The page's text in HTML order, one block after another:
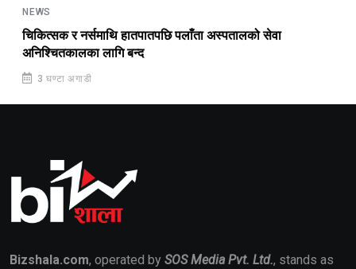
NEWS
चिकित्सक र नर्समाथि हातपातपछि पलाँता अस्पतालको सेवा
अनिश्चितकालका लागि बन्द
3 घण्टा अगाडी
Bizshala.com, operated by SOS Media Pvt. Ltd., stands as